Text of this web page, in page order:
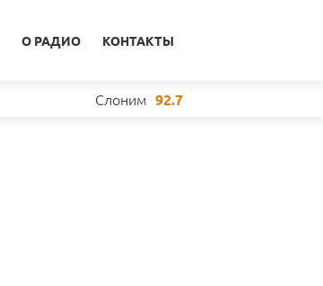
О РАДИО КОНТАКТЫ
Слоним 92.7